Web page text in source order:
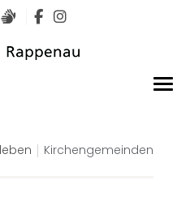
Sprache
Gebärdensprachen
Kirchengemeinden